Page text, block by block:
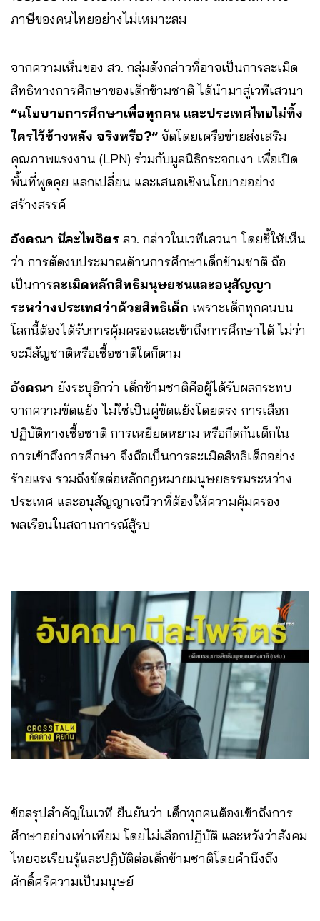
ภาษีของคนไทยอย่างไม่เหมาะสม
จากความเห็นของ สว. กลุ่มดังกล่าวที่อาจเป็นการละเมิด
สิทธิทางการศึกษาของเด็กข้ามชาติ ได้นำมาสู่เวทีเสวนา
“นโยบายการศึกษาเพื่อทุกคน และประเทศไทยไม่ทิ้ง
ใครไว้ข้างหลัง จริงหรือ?” จัดโดยเครือข่ายส่งเสริม
คุณภาพแรงงาน (LPN) ร่วมกับมูลนิธิกระจกเงา เพื่อเปิด
พื้นที่พูดคุย แลกเปลี่ยน และเสนอเชิงนโยบายอย่าง
สร้างสรรค์
อังคณา นีละไพจิตร สว. กล่าวในเวทีเสวนา โดยชี้ให้เห็น
ว่า การตัดงบประมาณด้านการศึกษาเด็กข้ามชาติ ถือ
เป็นการละเมิดหลักสิทธิมนุษยชนและอนุสัญญา
ระหว่างประเทศว่าด้วยสิทธิเด็ก เพราะเด็กทุกคนบน
โลกนี้ต้องได้รับการคุ้มครองและเข้าถึงการศึกษาได้ ไม่ว่า
จะมีสัญชาติหรือเชื้อชาติใดก็ตาม
อังคณา ยังระบุอีกว่า เด็กข้ามชาติคือผู้ได้รับผลกระทบ
จากความขัดแย้ง ไม่ใช่เป็นคู่ขัดแย้งโดยตรง การเลือก
ปฏิบัติทางเชื้อชาติ การเหยียดหยาม หรือกีดกันเด็กใน
การเข้าถึงการศึกษา จึงถือเป็นการละเมิดสิทธิเด็กอย่าง
ร้ายแรง รวมถึงขัดต่อหลักกฎหมายมนุษยธรรมระหว่าง
ประเทศ และอนุสัญญาเจนีวาที่ต้องให้ความคุ้มครอง
พลเรือนในสถานการณ์สู้รบ
ข้อสรุปสำคัญในเวที ยืนยันว่า เด็กทุกคนต้องเข้าถึงการ
ศึกษาอย่างเท่าเทียม โดยไม่เลือกปฏิบัติ และหวังว่าสังคม
ไทยจะเรียนรู้และปฏิบัติต่อเด็กข้ามชาติโดยคำนึงถึง
ศักดิ์ศรีความเป็นมนุษย์